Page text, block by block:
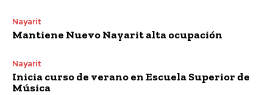
Nayarit
Mantiene Nuevo Nayarit alta ocupación
Nayarit
Inicia curso de verano en Escuela Superior de
Música